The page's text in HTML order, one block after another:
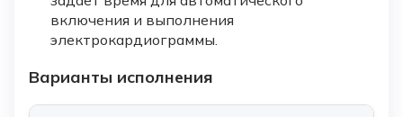
включения и выполнения
электрокардиограммы.
Варианты исполнения